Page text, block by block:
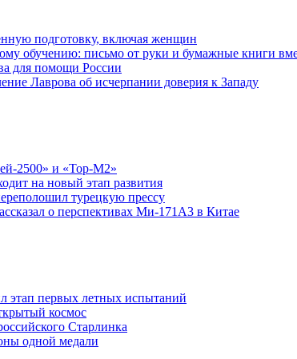
подготовку, включая женщин
обучению: письмо от руки и бумажные книги
для помощи России
Лаврова об исчерпании доверия к Западу
2500» и «Тор-М2»
на новый этап развития
турецкую прессу
о перспективах Ми-171А3 в Китае
этап первых летных испытаний
космос
Старлинка
одной медали